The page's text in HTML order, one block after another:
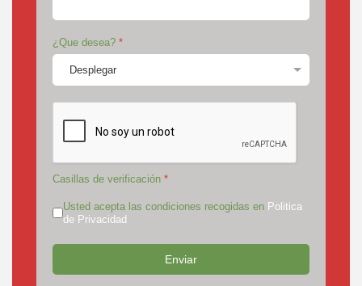
¿Que desea? *
Casillas de verificación *
Usted acepta las condiciones recogidas en Politica
de Privacidad
Enviar